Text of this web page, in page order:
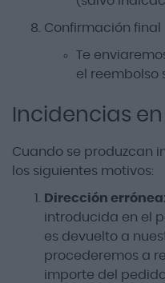
Confirmación final
Te
el reembolso
Incidencias
Cuando se produzcan
los siguientes motivos:
Dirección
introducida en el
es devuelto a
procederemos a
importe del